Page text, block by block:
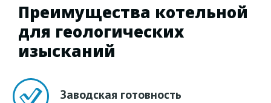
Преимущества котельной
для геологических
изысканий
Заводская готовность